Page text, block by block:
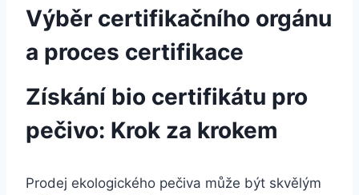
Výběr certifikačního orgánu
a ‍proces certifikace
Získání ⁢bio certifikátu pro
pečivo: Krok za krokem
Prodej ‌ekologického⁤ pečiva může být skvělým